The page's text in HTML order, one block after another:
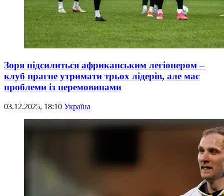
Зоря підсилиться африканським легіонером –
клуб прагне утримати трьох лідерів, але має
проблеми із перемовинами
03.12.2025, 18:10 Україна